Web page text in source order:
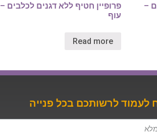
–
פרופיין חטיף ללא דגנים לכלבים –
עוף
Read more
לעמוד לרשותכם בכל פנייה